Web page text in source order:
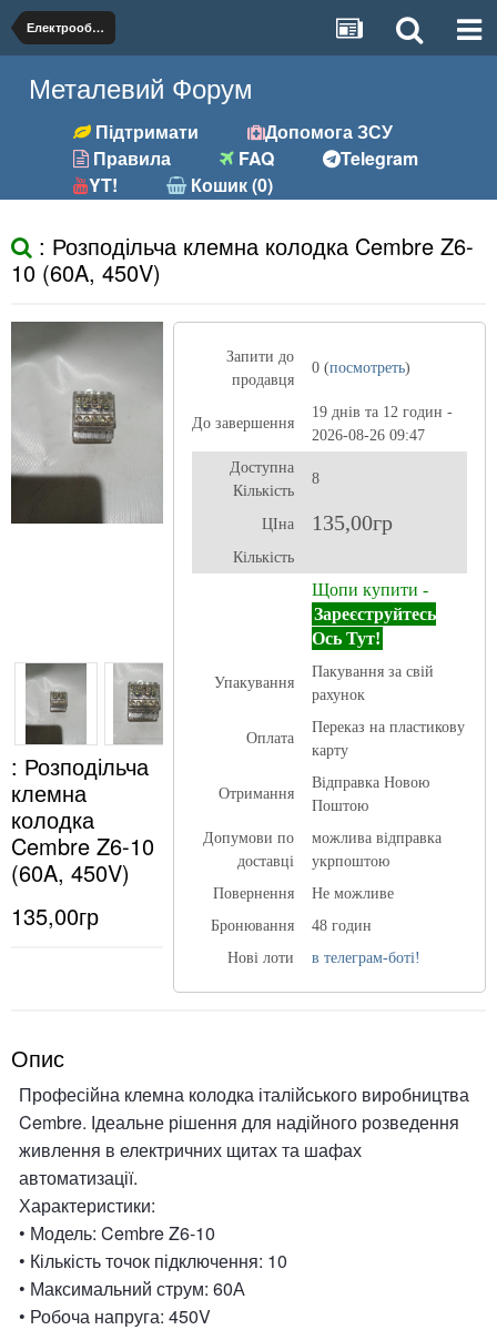
Електрообладнання
Металевий Форум
Підтримати
Допомога ЗСУ
Правила
FAQ
Telegram
YT!
Кошик (0)
: Розподільча клемна колодка Cembre Z6-
10 (60A, 450V)
: Розподільча
клемна
колодка
Cembre Z6-10
(60A, 450V)
135,00гр
Запити до
продавця
0 (посмотреть)
До завершення
19 днів та 12 годин -
2026-08-26 09:47
Доступна
Кількість
8
ЦІна 135,00гр
Кількість
Щопи купити -
Зареєструйтесь
Ось Тут!
Упакування
Пакування за свій
рахунок
Оплата
Переказ на пластикову
карту
Отримання
Відправка Новою
Поштою
Допумови по
доставці
можлива відправка
укрпоштою
Повернення
Не можливе
Бронювання
48 годин
Нові лоти
в телеграм-боті!
Опис
Професійна клемна колодка італійського виробництва
Cembre. Ідеальне рішення для надійного розведення
живлення в електричних щитах та шафах
автоматизації.
Характеристики:
• Модель: Cembre Z6-10
• Кількість точок підключення: 10
• Максимальний струм: 60А
• Робоча напруга: 450V